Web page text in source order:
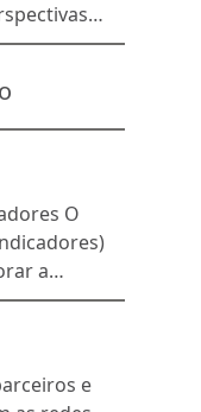
[…]
O
a
Por
e